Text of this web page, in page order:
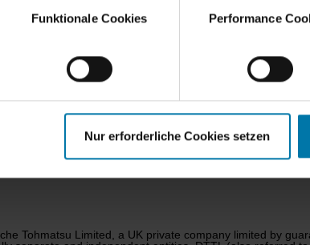
Sie im
Cookie-Hinweis
Funktionale Cookies Performance
Nur erforderliche Cookies setzen
Kontakt
Tohmatsu Limited, a UK private company limited by